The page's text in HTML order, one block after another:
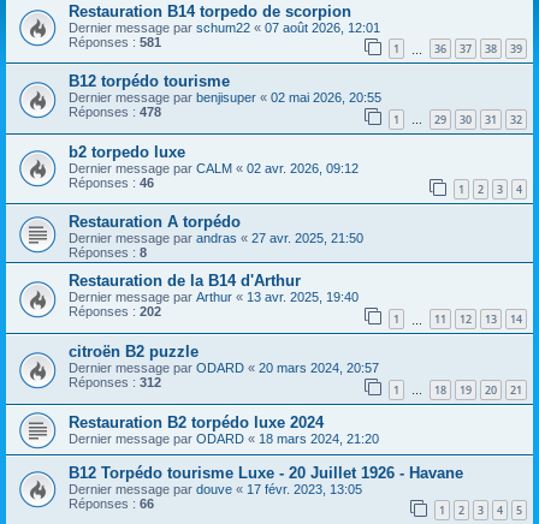
Restauration B14 torpedo de scorpion
Dernier message par schum22 « 07 août 2026, 12:01
Réponses : 581 1 36 37 38 39
B12 torpédo tourisme
Dernier message par benjisuper « 02 mai 2026, 20:55
Réponses : 478 1 … 29 30 31 32
b2 torpedo luxe
Dernier message par CALM « 02 avr. 2026, 09:12
Réponses : 46 1 2 3 4
Restauration A torpédo
Dernier message par andras « 27 avr. 2025, 21:50
Réponses : 8
Restauration de la B14 d'Arthur
Dernier message par Arthur « 13 avr. 2025, 19:40
Réponses : 202 1 11 12 13 14
citroën B2 puzzle
Dernier message par ODARD « 20 mars 2024, 20:57
Réponses : 312 1 … 18 19 20 21
Restauration B2 torpédo luxe 2024
Dernier message par ODARD « 18 mars 2024, 21:20
B12 Torpédo tourisme Luxe - 20 Juillet 1926 - Havane
Dernier message par douve « 17 févr. 2023, 13:05
Réponses : 66 1 2 3 4 5